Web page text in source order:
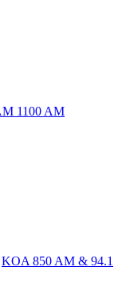
1100 AM
KOA 850 AM & 94.1